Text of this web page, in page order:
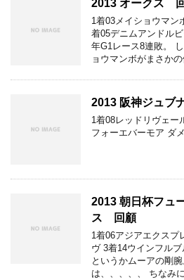
2013 オークス
1着03メイショウマン
着05デニムアンドル
年G1レース8連敗。
ョウマンボがまさか
2013 阪神ジュブ
1着08レッドリヴェー
フォーエバーモア ダ
2013 朝日杯フュ
ス 回顧
1着06アジアエクスプ
ヴ 3着14ウインフルブ
というかムーアの剛
は、、、、、 ちなみ